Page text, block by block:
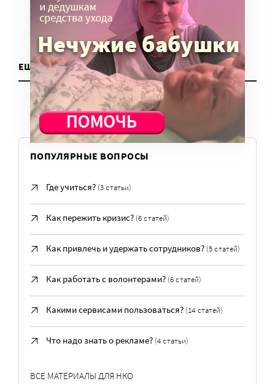
ЕЩЕ ДЛЯ НКО
ПОПУЛЯРНЫЕ ВОПРОСЫ
Где учиться? (3 статьи)
Как пережить кризис? (6 статей)
Как привлечь и удержать сотрудников? (5 статей)
Как работать с волонтерами? (6 статей)
Какими сервисами пользоваться? (14 статей)
Что надо знать о рекламе? (4 статьи)
ВСЕ МАТЕРИАЛЫ ДЛЯ НКО